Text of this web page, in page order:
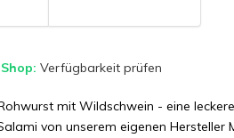
Verfügbarkeit prüfen
mit Wildschwein - eine
von unserem eigenen Hersteller